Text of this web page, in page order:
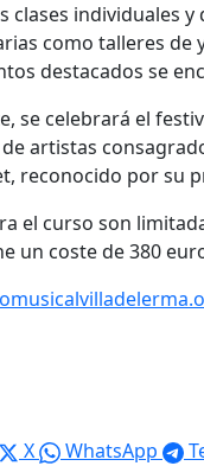
clases individuales
como talleres de
destacados se
se celebrará el
artistas
reconocido por su
el curso son
un coste de 380
X WhatsApp